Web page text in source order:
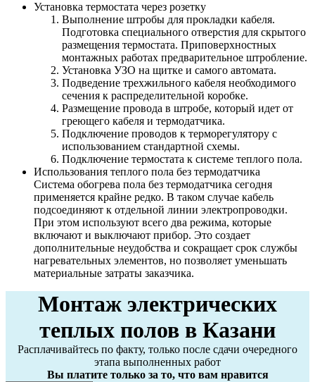
Установка термостата через розетку
Выполнение штробы для прокладки кабеля.
Подготовка специального отверстия для скрытого
размещения термостата. Приповерхностных
монтажных работах предварительное штробление.
Установка УЗО на щитке и самого автомата.
Подведение трехжильного кабеля необходимого
сечения к распределительной коробке.
Размещение провода в штробе, который идет от
греющего кабеля и термодатчика.
Подключение проводов к терморегулятору с
использованием стандартной схемы.
Подключение термостата к системе теплого пола.
Использования теплого пола без термодатчика
Система обогрева пола без термодатчика сегодня
применяется крайне редко. В таком случае кабель
подсоединяют к отдельной линии электропроводки.
При этом используют всего два режима, которые
включают и выключают прибор. Это создает
дополнительные неудобства и сокращает срок службы
нагревательных элементов, но позволяет уменьшать
материальные затраты заказчика.
Монтаж электрических
теплых полов в Казани
Расплачивайтесь по факту, только после сдачи очередного
этапа выполненных работ
Вы платите только за то, что вам нравится